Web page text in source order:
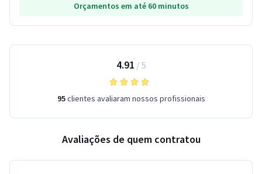
Orçamentos em até 60 minutos
4.91 / 5
95clientes avaliaram nossos profissionais
Avaliações de quem contratou